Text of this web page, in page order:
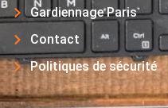
Gardiennage Paris
Contact
Politiques de sécurité